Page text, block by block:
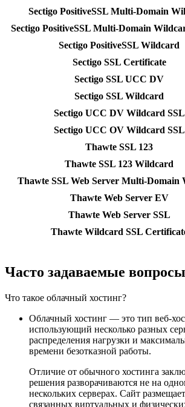
Sectigo PositiveSSL Multi-Domain
Sectigo PositiveSSL Multi-Domain
Sectigo PositiveSSL Wildcard
Sectigo SSL Certificate
Sectigo SSL UCC DV
Sectigo SSL Wildcard
Sectigo UCC DV Wildcard SSL
Sectigo UCC OV Wildcard SSL
Thawte SSL 123
Thawte SSL 123 Wildcard
Thawte SSL Web Server Multi-Domain
Thawte Web Server EV
Thawte Web Server SSL
Thawte Wildcard SSL
Часто задаваемые
Что такое облачный хостинг?
Облачный хостинг — это тип веб-
использующий несколько разных
распределения нагрузки и
времени безотказной работы.
Отличие от обычного хостинга
решения разворачиваются не на
нескольких серверах. Сайт
связанных виртуальных и